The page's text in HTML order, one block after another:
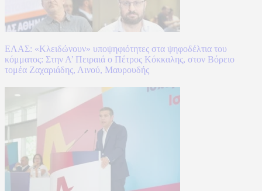
ΕΛΑΣ: «Κλειδώνουν» υποψηφιότητες στα ψηφοδέλτια του
κόμματος: Στην Α’ Πειραιά ο Πέτρος Κόκκαλης, στον Βόρειο
τομέα Ζαχαριάδης, Λινού, Μαυρουδής